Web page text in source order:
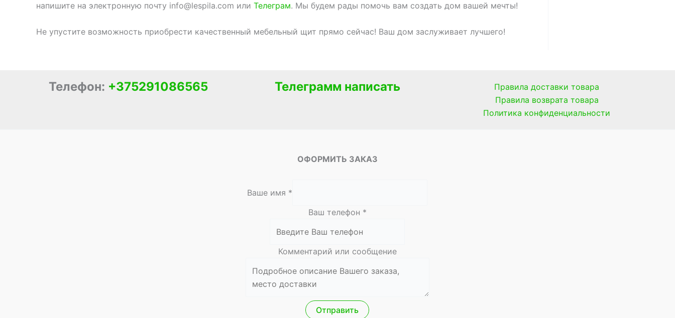
напишите на электронную почту info@lespila.com или Телеграм. Мы будем рады помочь вам создать дом вашей мечты!
Не упустите возможность приобрести качественный мебельный щит прямо сейчас! Ваш дом заслуживает лучшего!
Телефон: +375291086565 Телеграмм написать
Правила доставки товара
Правила возврата товара
Политика конфиденциальности
ОФОРМИТЬ ЗАКАЗ
л
о
я
Ваше имя *
Ваш телефон *
Комментарий или сообщение
Отправить